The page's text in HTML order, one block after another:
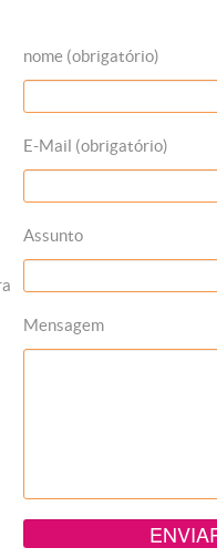
nome (obrigatório)
E-Mail (obrigatório)
Assunto
Mensagem